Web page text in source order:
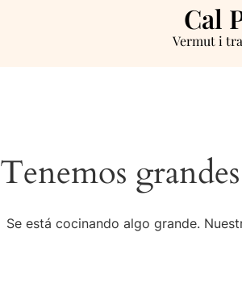
Cal
Vermut i
Tenemos
Se está cocinando algo grande.